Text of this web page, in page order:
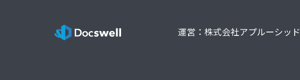
運営：株式会社アプルーシッド